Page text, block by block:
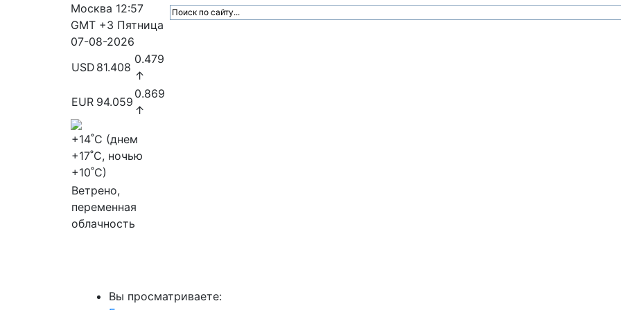
Москва 12:57
GMT +3 Пятница
07-08-2026
USD 81.408
0.479
↑
EUR 94.059
0.869
↑
+14˚C (днем
+17˚C, ночью
+10˚C)
Ветрено,
переменная
облачность
Вы просматриваете: